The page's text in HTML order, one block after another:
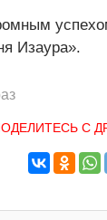
Изаура».
С